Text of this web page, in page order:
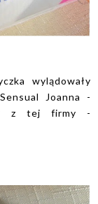
wylądowały
Joanna -
z tej firmy -